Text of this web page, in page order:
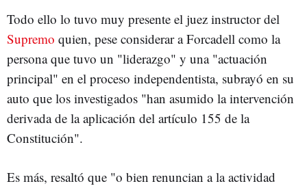
Todo ello lo tuvo muy presente el juez instructor del
Supremo quien, pese considerar a Forcadell como la
persona que tuvo un "liderazgo" y una "actuación
principal" en el proceso independentista, subrayó en su
auto que los investigados "han asumido la intervención
derivada de la aplicación del artículo 155 de la
Constitución".
Es más, resaltó que "o bien renuncian a la actividad